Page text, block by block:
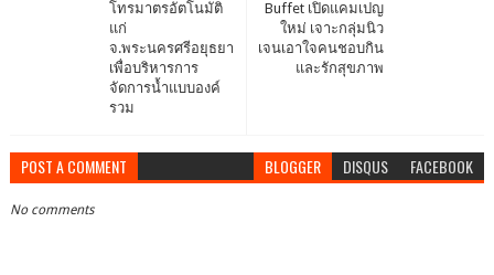
Buffet เปิดแคมเปญ
ใหม่ เจาะกลุ่มนิว
เจนเอาใจคนชอบกิน
และรักสุขภาพ
โทรมาตรอัตโนมัติ
แก่
จ.พระนครศรีอยุธยา
เพื่อบริหารการ
จัดการน้ำแบบองค์
รวม
POST A COMMENT BLOGGER DISQUS FACEBOOK
No comments